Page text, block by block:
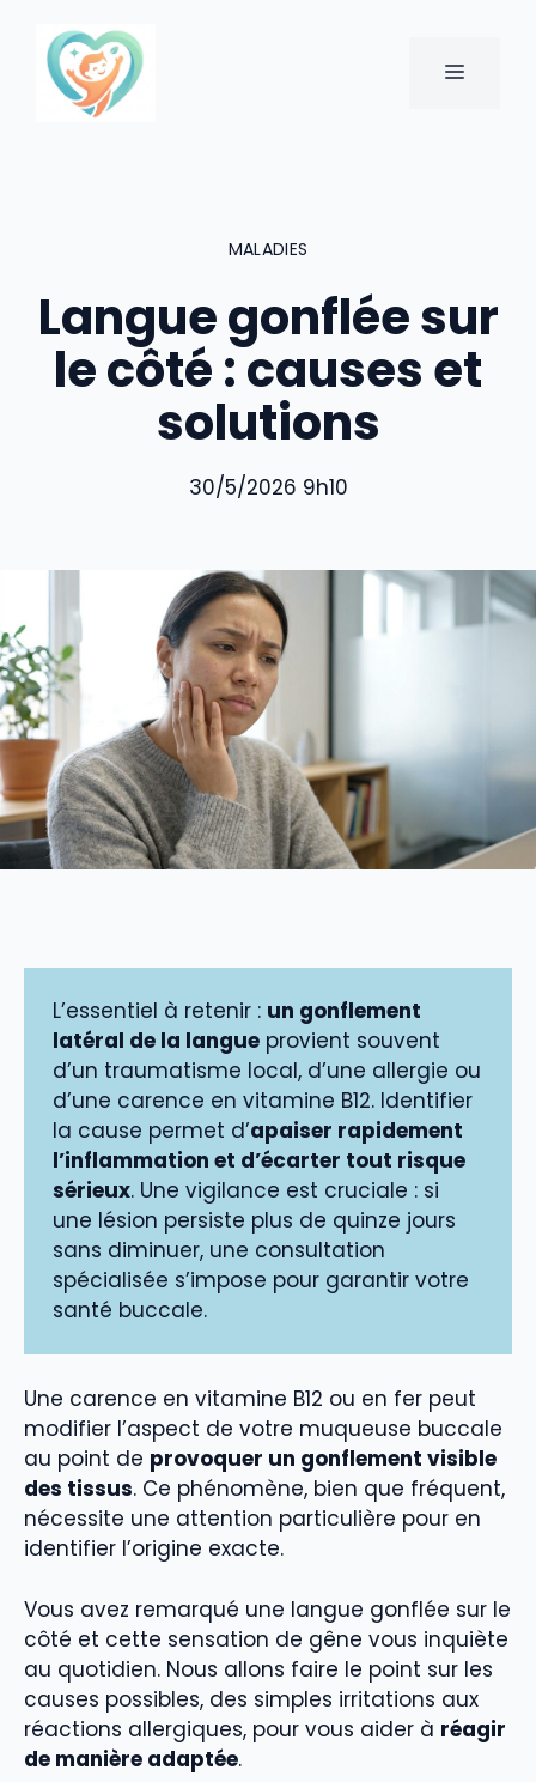
contenu
MENU
MALADIES
Langue gonflée sur
le côté : causes et
solutions
30/5/2026 9h10
L’essentiel à retenir : un gonflement
latéral de la langue provient souvent
d’un traumatisme local, d’une allergie ou
d’une carence en vitamine B12. Identifier
la cause permet d’apaiser rapidement
l’inflammation et d’écarter tout risque
sérieux. Une vigilance est cruciale : si
une lésion persiste plus de quinze jours
sans diminuer, une consultation
spécialisée s’impose pour garantir votre
santé buccale.
Une carence en vitamine B12 ou en fer peut
modifier l’aspect de votre muqueuse buccale
au point de provoquer un gonflement visible
des tissus. Ce phénomène, bien que fréquent,
nécessite une attention particulière pour en
identifier l’origine exacte.
Vous avez remarqué une langue gonflée sur le
côté et cette sensation de gêne vous inquiète
au quotidien. Nous allons faire le point sur les
causes possibles, des simples irritations aux
réactions allergiques, pour vous aider à réagir
de manière adaptée.